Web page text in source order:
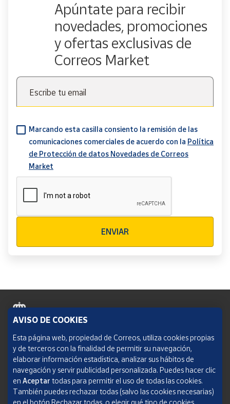
Apúntate para recibir
novedades, promociones
y ofertas exclusivas de
Correos Market
Escribe tu email
Marcando esta casilla consiento la remisión de las
comunicaciones comerciales de acuerdo con la Política
de Protección de datos Novedades de Correos
Market
ENVIAR
Política de cookies
Aviso legal
Condiciones del servicio
Política de Privacidad Web
AVISO DE COOKIES
Esta página web, propiedad de Correos, utiliza cookies propias
y de terceros con la finalidad de permitir su navegación,
elaborar información estadística, analizar sus hábitos de
navegación y servir publicidad personalizada. Puedes hacer clic
en Aceptar todas para permitir el uso de todas las cookies.
También puedes rechazar todas (salvo las cookies necesarias)
en el botón Rechazar todas, o elegir qué tipo de cookies